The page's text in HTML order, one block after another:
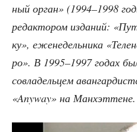
ный орган» (1994–1998
редак­то­ром изда­ний:
ку», еже­не­дель­ни­ка
ро». В 1995–1997 годах
совла­дель­цем
«Anyway» на Манхэттене.